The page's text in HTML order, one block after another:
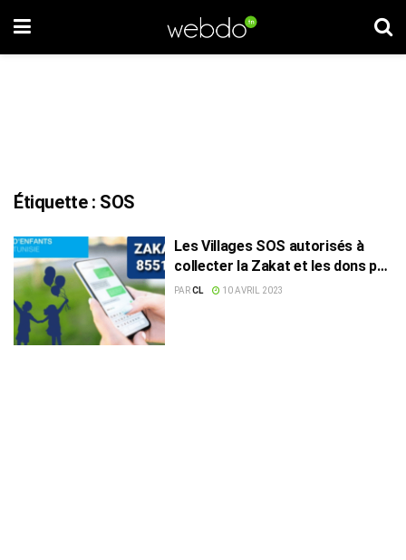
Étiquette : SOS
Les Villages SOS autorisés à
collecter la Zakat et les dons par
SMS
PARCL 10 AVRIL 2023